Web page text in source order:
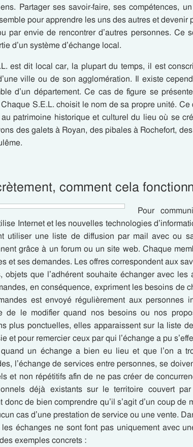
Partager ses savoir-faire, ses compétences,
pour apprendre les uns des autres et devenir
par envie de rencontrer d’autres personnes. Ce
d’un système d’échange local.
est dit local car, la plupart du temps, il est
ville ou de son agglomération. Il existe
d’un département. Ce cas de figure se
Chaque S.E.L. choisit le nom de sa propre unité.
patrimoine historique et culturel du lieu où se
des galets à Royan, des pibales à Rochefort,
comment cela
Pour
Internet et les nouvelles technologies
utiliser une liste de diffusion par mail avec ou
grâce à un forum ou un site web. Chaque
et ses demandes. Les offres correspondent aux
objets que l’adhérent souhaite échanger avec les
en conséquence, expriment les besoins de
est envoyé régulièrement aux personnes
de le modifier quand nos besoins ou nos
plus ponctuelles, elles apparaissent sur la liste
et pour remercier ceux par qui l’échange a pu
un échange a bien eu lieu et que l’on a
l’échange de services entre personnes, se
et non répétitifs afin de ne pas créer de
déjà existants sur le territoire couvert
donc de bien comprendre qu’il s’agit d’un coup de
cas d’une prestation de service ou une vente.
échanges ne sont font pas uniquement avec
exemples concrets :